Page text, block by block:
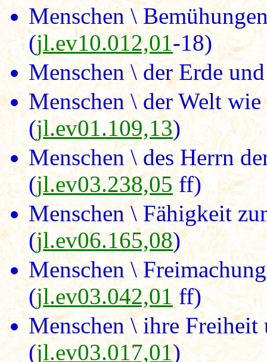
Menschen \
(jl.ev10.012,01-18)
Menschen \ der Erde
Menschen \ der Welt
(jl.ev01.109,13)
Menschen \ des Herrn
(jl.ev03.238,05 ff)
Menschen \ Fähigkeit
(jl.ev06.165,08)
Menschen \
(jl.ev03.042,01 ff)
Menschen \ ihre
(jl.ev03.017,01)